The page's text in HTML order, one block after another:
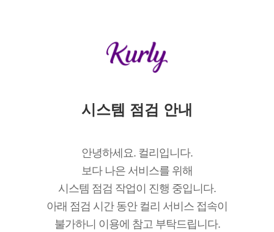
시스템 점검 안내
안녕하세요. 컬리입니다.
보다 나은 서비스를 위해
시스템 점검 작업이 진행 중입니다.
아래 점검 시간 동안 컬리 서비스 접속이
불가하니 이용에 참고 부탁드립니다.